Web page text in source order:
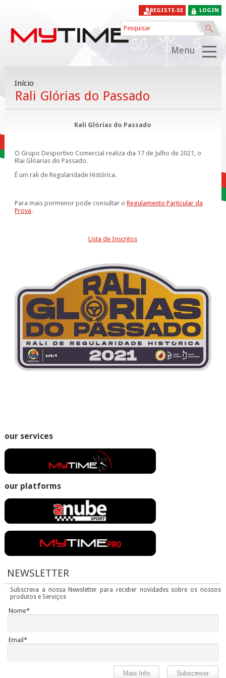
LOGIN
REGISTE-SE
Menu
Início
Rali Glórias do Passado
Rali Glórias do Passado
O Grupo Desportivo Comercial realiza dia 17 de Julho de 2021, o
Rlai Glóarias do Passado.
É um rali de Regularidade Histórica.
Para mais pormenor pode consultar o Regulamento Particular da
Prova.
Lista de Inscritos
our services
our platforms
NEWSLETTER
Subscreva a nossa Newsletter para receber novidades sobre os nossos
produtos e Serviços
Nome*
Email*